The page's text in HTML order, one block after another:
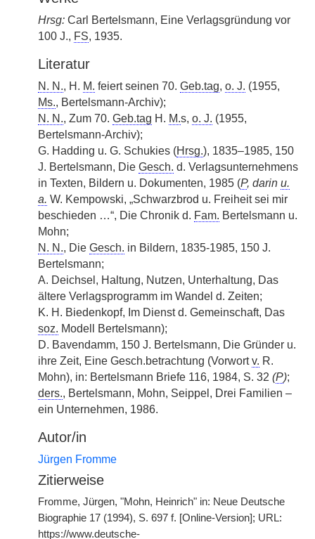
Hrsg: Carl Bertelsmann, Eine Verlagsgründung vor
100 J., FS, 1935.
Literatur
N. N., H. M. feiert seinen 70. Geb.tag, o. J. (1955,
Ms., Bertelsmann-Archiv);
N. N., Zum 70. Geb.tag H. M.s, o. J. (1955,
Bertelsmann-Archiv);
G. Hadding u. G. Schukies (Hrsg.), 1835–1985, 150
J. Bertelsmann, Die Gesch. d. Verlagsunternehmens
in Texten, Bildern u. Dokumenten, 1985 (P, darin u.
a. W. Kempowski, „Schwarzbrod u. Freiheit sei mir
beschieden …“, Die Chronik d. Fam. Bertelsmann u.
Mohn;
N. N., Die Gesch. in Bildern, 1835-1985, 150 J.
Bertelsmann;
A. Deichsel, Haltung, Nutzen, Unterhaltung, Das
ältere Verlagsprogramm im Wandel d. Zeiten;
K. H. Biedenkopf, Im Dienst d. Gemeinschaft, Das
soz. Modell Bertelsmann);
D. Bavendamm, 150 J. Bertelsmann, Die Gründer u.
ihre Zeit, Eine Gesch.betrachtung (Vorwortv. R.
Mohn), in: Bertelsmann Briefe 116, 1984, S. 32 (P);
ders., Bertelsmann, Mohn, Seippel, Drei Familien –
ein Unternehmen, 1986.
Autor/in
Jürgen Fromme
Zitierweise
Fromme, Jürgen, "Mohn, Heinrich" in: Neue Deutsche
Biographie 17 (1994), S. 697 f. [Online-Version]; URL:
https://www.deutsche-